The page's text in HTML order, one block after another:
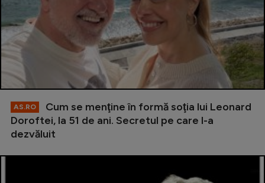
AS.RO
Cum se menţine în formă soţia lui Leonard
Doroftei, la 51 de ani. Secretul pe care l-a
dezvăluit